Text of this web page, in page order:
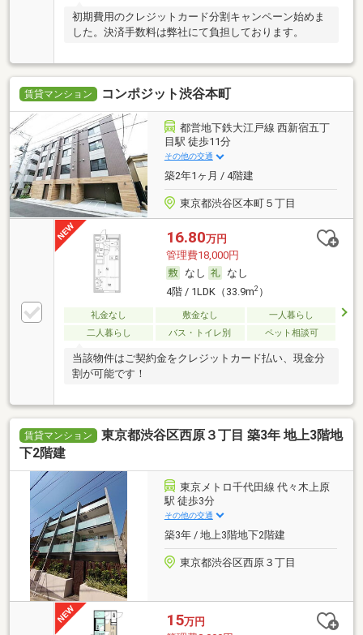
初期費用のクレジットカード分割キャンペーン始めま
した。決済手数料は弊社にて負担しております。
賃貸マンション コンポジット渋谷本町
都営地下鉄大江戸線 西新宿五丁
目駅 徒歩11分
その他の交通
築2年1ヶ月 / 4階建
東京都渋谷区本町５丁目
16.80万円
管理費18,000円
なし
なし
4階 / 1LDK（33.9m2）
礼金なし 敷金なし
一人暮らし
二人暮らし
バス・トイレ別 ペット相談可
当該物件はご契約金をクレジットカード払い、現金分
割が可能です！
賃貸マンション
東京都渋谷区西原３丁目 築3年 地上3階地
下2階建
東京メトロ千代田線 代々木上原
駅 徒歩3分
その他の交通
築3年 / 地上3階地下2階建
東京都渋谷区西原３丁目
15万円